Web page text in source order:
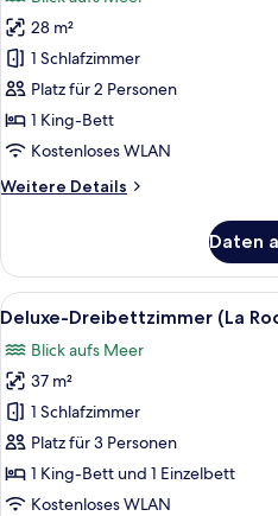
Deluxe-
Doppelzimmer
(L'Agrume)
anzeigen
28 m²
1 Schlafzimmer
Platz für 2 Personen
1 King-Bett
Kostenloses WLAN
Weitere Details
Weitere
Doppelzimmer
(L'Agrume)
Daten
Alle
Fotos
für
Deluxe-
Dreibettzimmer
(La
Rocabruna)
anzeigen
5
Deluxe-Dreibettzimmer (La
Blick aufs Meer
37 m²
1 Schlafzimmer
Platz für 3 Personen
1 King-Bett und 1 Einzelbett
Kostenloses WLAN